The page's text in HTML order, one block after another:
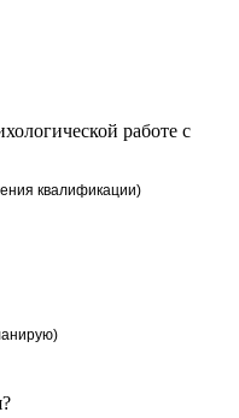
работе с
квалификации)